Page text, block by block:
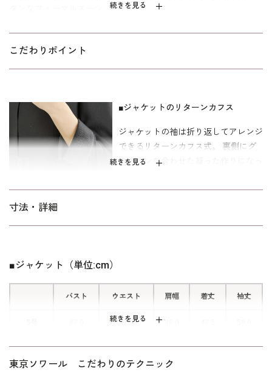
続きを見る
ダンなフォーマルスーツ。
グログラン切換えとフレアのペプラムがポイントのアンサンブ
ル。 ジャケットの袖は折り返すとウエストと同じグログラン仕様
躍してくれるセットアップスーツです。
ワンピースの着丈は、喪服として一般的な膝が隠れるミディ丈。
参列者としてはもちろんのこと、喪主やご親族の立場にもお勧め
です。 アクセサリーを添えて式服や礼服としても着まわせます。
よりも、すっきりとタイトな寸法です。
こだわりポイント
続きを見る
■ジャケットのリターンカフス
ジャケットの袖は折り返してアレンジ
できるリターンカフス式。 裏側にグ
ログランを合わせた凝った作りになっ
寸法・詳細
続きを見る
■ジャケット（単位:cm）
バスト ウエスト 肩幅 着丈 袖丈
71.5
7号 90.0 74.5 38.5 48.0 59.5
東京ソワール こだわりのテクニック